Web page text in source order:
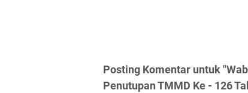
Posting Komentar untuk
Penutupan TMMD Ke - 126